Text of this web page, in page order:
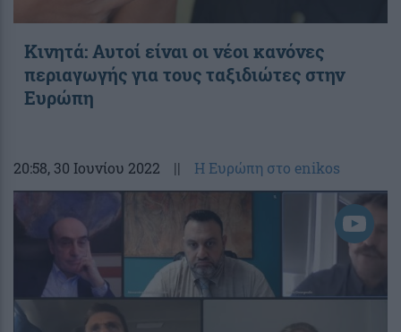
Κινητά: Αυτοί είναι οι νέοι κανόνες
περιαγωγής για τους ταξιδιώτες στην
Ευρώπη
20:58, 30 Ιουνίου 2022 || Η Ευρώπη στο enikos